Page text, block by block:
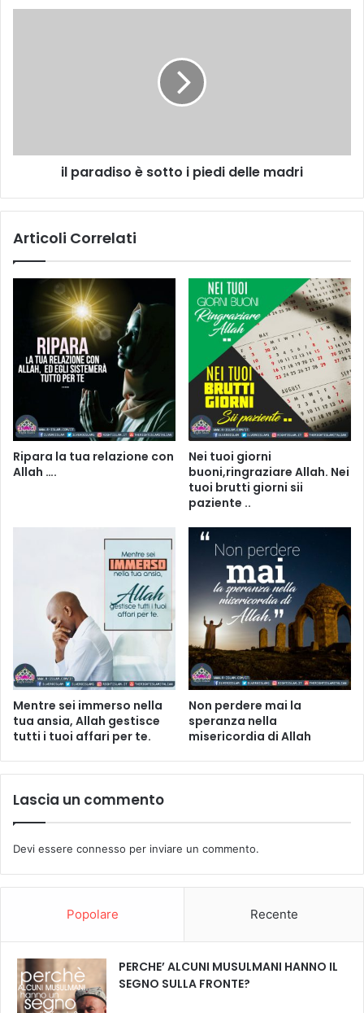
il paradiso è sotto i piedi delle madri
Articoli Correlati
Ripara la tua relazione con
Allah ….
Nei tuoi giorni
buoni,ringraziare Allah. Nei
tuoi brutti giorni sii
paziente ..
Mentre sei immerso nella
tua ansia, Allah gestisce
tutti i tuoi affari per te.
Non perdere mai la
speranza nella
misericordia di Allah
Lascia un commento
Devi essere connesso per inviare un commento.
Popolare Recente
PERCHE’ ALCUNI MUSULMANI HANNO IL
SEGNO SULLA FRONTE?